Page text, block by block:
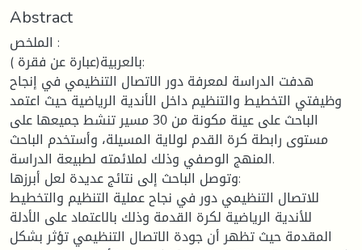
Abstract
الملخص :
بالعربية(عبارة عن فقرة ):
هدفت الدراسة لمعرفة دور الاتصال التنظيمي في إنجاح
وظيفتي التخطيط والتنظيم داخل الأندية الرياضية حيث اعتمد
الباحث على عينة مكونة من 30 مسير تنشط جميعها على
مستوى رابطة كرة القدم لولاية المسيلة، وأستخدم الباحث
المنهج الوصفي وذلك لملائمته لطبيعة الدراسة.
وتوصل الباحث إلى نتائج عديدة لعل أبرزها:
للاتصال التنظيمي دور في نجاح عملية التنظيم والتخطيط
للأندية الرياضية لكرة القدمة وذلك بالاعتماد على الأدلة
المقدمة حيث تظهر أن جودة الاتصال التنظيمي تؤثر بشكل